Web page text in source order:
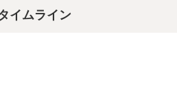
イムライン